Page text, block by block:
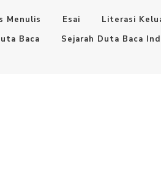
Menulis Esai Literasi
Baca Sejarah Duta Baca